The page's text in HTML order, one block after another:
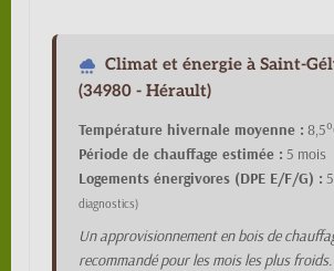
Climat et énergie à Saint-
(34980 - Hérault)
Température hivernale moyenne :
Période de chauffage estimée : 5 mois
Logements énergivores (DPE E/F/G) :
diagnostics)
Un approvisionnement en bois de
recommandé pour les mois les plus froids.